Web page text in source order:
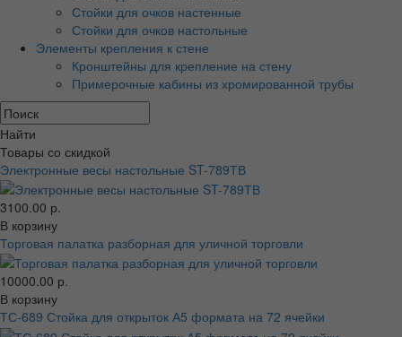
Стойки для очков настенные
Стойки для очков настольные
Элементы крепления к стене
Кронштейны для крепление на стену
Примерочные кабины из хромированной трубы
Найти
Товары со скидкой
Электронные весы настольные ST-789ТВ
3100.00 р.
В корзину
Торговая палатка разборная для уличной торговли
10000.00 р.
В корзину
ТС-689 Стойка для открыток А5 формата на 72 ячейки